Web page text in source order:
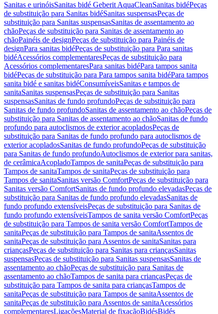
Sanitas e urinóisSanitas bidé Geberit AquaCleanSanitas bidéPeças
de substituição para Sanitas bidéSanitas suspensasPeças de
substituição para Sanitas suspensasSanitas de assentamento ao
chãoPeças de substituição para Sanitas de assentamento ao
chãoPainéis de designPeças de substituição para Painéis de
designPara sanitas bidéPeças de substituição para Para sanitas
bidéAcessórios complementaresPeças de substituição para
Acessórios complementaresPara sanitas bidéPara tampos sanita
bidéPeças de substituição para Para tampos sanita bidéPara tampos
sanita bidé e sanitas bidéConsumíveisSanitas e tampos de
sanitaSanitas suspensasPeças de substituição para Sanitas
suspensasSanitas de fundo profundoPeças de substituição para
Sanitas de fundo profundoSanitas de assentamento ao chãoPeças de
substituição para Sanitas de assentamento ao chãoSanitas de fundo
profundo para autoclismos de exterior acopladosPeças de
substituição para Sanitas de fundo profundo para autoclismos de
exterior acopladosSanitas de fundo profundoPeças de substituição
para Sanitas de fundo profundoAutoclismos de exterior para sanitas,
de cerâmicaAcopladoTampos de sanitaPeças de substituição para
Tampos de sanitaTampos de sanitaPeças de substituição para
Tampos de sanitaSanitas versão ComfortPeças de substituição para
Sanitas versão ComfortSanitas de fundo profundo elevadasPeças de
substituição para Sanitas de fundo profundo elevadasSanitas de
fundo profundo extensíveisPeças de substituição para Sanitas de
fundo profundo extensíveisTampos de sanita versão ComfortPeças
de substituição para Tampos de sanita versão ComfortTampos de
sanitaPeças de substituição para Tampos de sanitaAssentos de
sanitaPeças de substituição para Assentos de sanitaSanitas para
criançasPeças de substituição para Sanitas para criançasSanitas
suspensasPeças de substituição para Sanitas suspensasSanitas de
assentamento ao chãoPeças de substituição para Sanitas de
assentamento ao chãoTampos de sanita para criançasPeças de
substituição para Tampos de sanita para criançasTampos de
sanitaPeças de substituição para Tampos de sanitaAssentos de
sanitaPeças de substituição para Assentos de sanitaAcessórios
complementaresLigaçõesMaterial de fixaçãoBidésBidés